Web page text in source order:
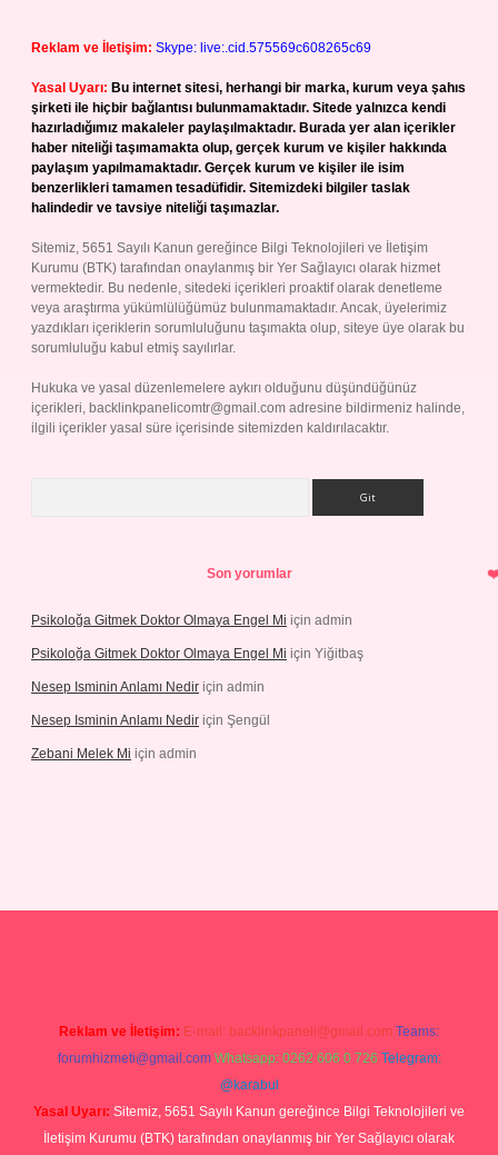
Reklam ve İletişim: Skype: live:.cid.575569c608265c69
Yasal Uyarı: Bu internet sitesi, herhangi bir marka, kurum veya şahıs
şirketi ile hiçbir bağlantısı bulunmamaktadır. Sitede yalnızca kendi
hazırladığımız makaleler paylaşılmaktadır. Burada yer alan içerikler
haber niteliği taşımamakta olup, gerçek kurum ve kişiler hakkında
paylaşım yapılmamaktadır. Gerçek kurum ve kişiler ile isim
benzerlikleri tamamen tesadüfidir. Sitemizdeki bilgiler taslak
halindedir ve tavsiye niteliği taşımazlar.
Sitemiz, 5651 Sayılı Kanun gereğince Bilgi Teknolojileri ve İletişim
Kurumu (BTK) tarafından onaylanmış bir Yer Sağlayıcı olarak hizmet
vermektedir. Bu nedenle, sitedeki içerikleri proaktif olarak denetleme
veya araştırma yükümlülüğümüz bulunmamaktadır. Ancak, üyelerimiz
yazdıkları içeriklerin sorumluluğunu taşımakta olup, siteye üye olarak bu
sorumluluğu kabul etmiş sayılırlar.
Hukuka ve yasal düzenlemelere aykırı olduğunu düşündüğünüz
içerikleri, backlinkpanelicomtr@gmail.com adresine bildirmeniz halinde,
ilgili içerikler yasal süre içerisinde sitemizden kaldırılacaktır.
Son yorumlar
Psikoloğa Gitmek Doktor Olmaya Engel Mi için admin
Psikoloğa Gitmek Doktor Olmaya Engel Mi için Yiğitbaş
Nesep Isminin Anlamı Nedir için admin
Nesep Isminin Anlamı Nedir için Şengül
Zebani Melek Mi için admin
Reklam ve İletişim: E-mail: backlinkpaneli@gmail.com Teams:
forumhizmeti@gmail.com Whatsapp: 0262 606 0 726 Telegram:
@karabul
Yasal Uyarı: Sitemiz, 5651 Sayılı Kanun gereğince Bilgi Teknolojileri ve
İletişim Kurumu (BTK) tarafından onaylanmış bir Yer Sağlayıcı olarak